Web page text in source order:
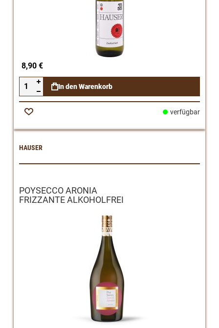
8,90 €
In den Warenkorb
Zur
verfügbar
HAUSER
POYSECCO ARONIA
FRIZZANTE ALKOHOLFREI